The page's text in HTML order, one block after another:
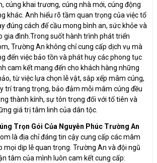
cúng khai trương, cúng nhà mới, cúng động
khác. Anh hiểu rõ tầm quan trọng của việc tổ
đúng cách để cầu mong bình an, sức khỏe và
gia đình.Trong suốt hành trình phát triển
Trường An không chỉ cung cấp dịch vụ mà
đến việc bảo tồn và phát huy các phong tục
cam kết mang đến cho khách hàng những
từ việc lựa chọn lễ vật, sắp xếp mâm cúng,
trí trang trọng, bảo đảm mỗi mâm cúng đều
thành kính, sự tôn trọng đối với tổ tiên và
giá trị tâm linh của dân tộc.
Trọn Gói Của Nguyễn Phúc Trường An
là địa chỉ đáng tin cậy cung cấp các mâm
mọi dịp lễ quan trọng. Trường An và đội ngũ
tâm của mình luôn cam kết cung cấp: